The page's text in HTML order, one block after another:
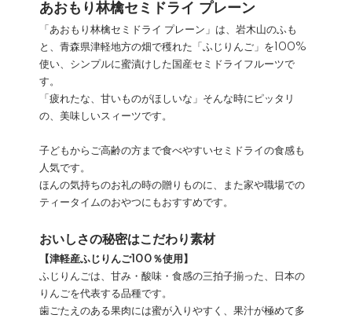
あおもり林檎セミドライ プレーン
「あおもり林檎セミドライ プレーン」は、岩木山のふも
と、青森県津軽地方の畑で穫れた「ふじりんご」を100%
使い、シンプルに蜜漬けした国産セミドライフルーツで
す。
「疲れたな、甘いものがほしいな」そんな時にピッタリ
の、美味しいスィーツです。
子どもからご高齢の方まで食べやすいセミドライの食感も
人気です。
ほんの気持ちのお礼の時の贈りものに、また家や職場での
ティータイムのおやつにもおすすめです。
おいしさの秘密はこだわり素材
【津軽産ふじりんご100％使用】
ふじりんごは、甘み・酸味・食感の三拍子揃った、日本の
りんごを代表する品種です。
歯ごたえのある果肉には蜜が入りやすく、果汁が極めて多